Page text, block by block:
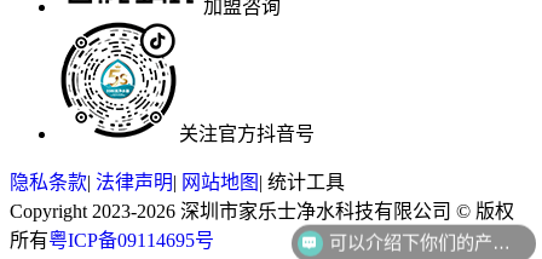
加盟咨询
关注官方抖音号
隐私条款| 法律声明| 网站地图 | 统计工具
Copyright 2023-2026 深圳市家乐士净水科技有限公司 © 版权
所有粤ICP备09114695号